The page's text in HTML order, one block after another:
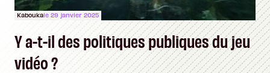
Kaboukale 29 janvier 2025
Y a-t-il des politiques publiques du jeu
vidéo ?